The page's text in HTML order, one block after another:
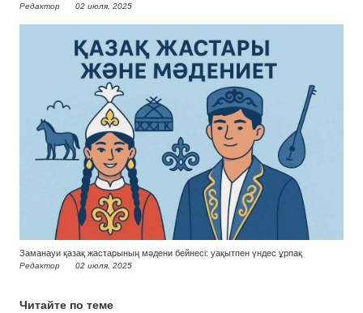
Редактор 02 июля, 2025
Заманауи қазақ жастарының мәдени бейнесі: уақытпен үндес ұрпақ
Редактор 02 июля, 2025
Читайте по теме